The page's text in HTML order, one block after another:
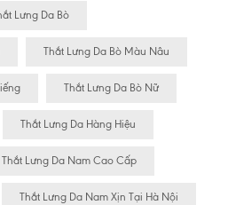
Lưng Da Bò
Thắt Lưng Da Bò Màu Nâu
Thắt Lưng Da Bò Nữ
Thắt Lưng Da Hàng Hiệu
Thắt Lưng Da Nam Cao Cấp
Thắt Lưng Da Nam Xịn Tại Hà Nội